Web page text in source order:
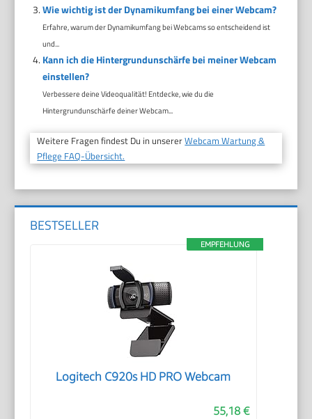
Wie wichtig ist der Dynamikumfang bei einer Webcam?
Erfahre, warum der Dynamikumfang bei Webcams so entscheidend ist
und...
Kann ich die Hintergrundunschärfe bei meiner Webcam
einstellen?
Verbessere deine Videoqualität! Entdecke, wie du die
Hintergrundunschärfe deiner Webcam...
Weitere Fragen findest Du in unsererWebcam Wartung &
Pflege FAQ-Übersicht.
BESTSELLER
EMPFEHLUNG
Logitech C920s HD PRO Webcam
55,18 €